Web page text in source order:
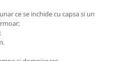
ce se inchide cu capsa si un